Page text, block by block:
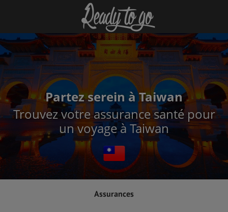
Partez serein à Taiwan
Trouvez votre assurance santé pour
un voyage à Taiwan
Assurances